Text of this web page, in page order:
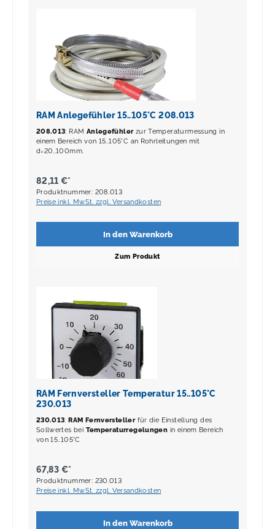
RAM Anlegefühler 15..105°C 208.013
208.013: RAM Anlegefühlerzur Temperaturmessung in
einem Bereich von 15..105°C an Rohrleitungen mit
d=20..100mm.
82,11 €*
Produktnummer: 208.013
Preise inkl. MwSt. zzgl. Versandkosten
In den Warenkorb
Zum Produkt
RAM Fernversteller Temperatur 15..105°C
230.013
230.013:RAM Fernversteller für die Einstellung des
Sollwertes bei Temperaturregelungen in einem Bereich
von 15..105°C
67,83 €*
Produktnummer: 230.013
Preise inkl. MwSt. zzgl. Versandkosten
In den Warenkorb